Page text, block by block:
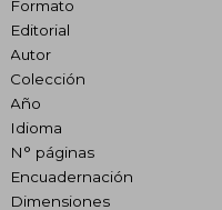
Formato
Editorial
Autor
Colección
Año
Idioma
N° páginas
Encuadernación
Dimensiones